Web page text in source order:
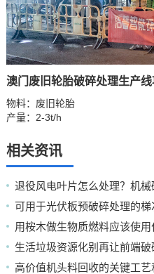
澳门废旧轮胎破碎处理生产线
物料：废旧轮胎
产量：2-3t/h
相关资讯
退役风电叶片怎么处理？机
可用于光伏板预破碎处理的
高价值机头料回收的关键工